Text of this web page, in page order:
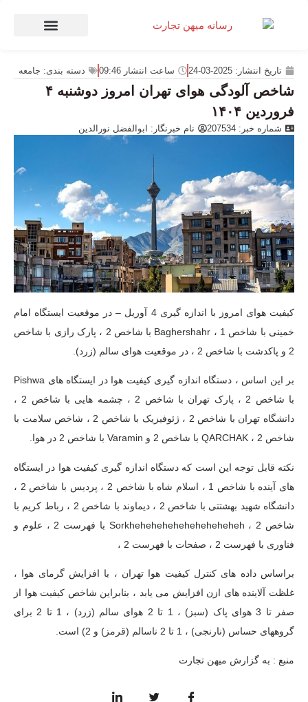
تاریخ انتشار: 2025-03-24 ساعت انتشار 09:46 دسته بندی: جامعه
شاخص آلودگی هوای تهران امروز دوشنبه ۴
فروردین ۱۴۰۴
شماره خبر: 207534 نام خبرنگار: ابوالفضل نورالدین
کیفیت هوای امروز با اندازه گیری 4 آوریل – در موقعیت ایستگاه امام
خمینی با شاخص 1 ، Baghershahr با شاخص 2 ، پارک رازی با شاخص
2 و پاکدشت با شاخص 2 ، در موقعیت هوای سالم (زرد).
بر این اساس ، دستگاه اندازه گیری کیفیت هوا در ایستگاه های Pishwa
با شاخص 2 ، پارک تهران با شاخص 2 ، چشمه هایی با شاخص 2 ،
دانشگاه تهران با شاخص 2 ، ژئوفیزیک با شاخص 2 ، شاخص سلامت با
شاخص 2 ، QARCHAK با شاخص 2 و Varamin با شاخص 2 در هوا.
نکته قابل توجه این است که دستگاه اندازه گیری کیفیت هوا در ایستگاه
های آینده با شاخص 1 ، اسلام شاه با شاخص 2 ، پردیس با شاخص 2 ،
دانشگاه شهید بهشتتی با شاخص 2 ، دیماوند با شاخص 2 ، رباط کریم با
شاخص 2 ، Sorkheheheheheheheheheheh با فهرست 2 ، علوم و
فناوری با فهرست 2 ، صفحات با فهرست 2 ،
براساس داده های کنترل کیفیت هوا تهران ، با افزایش گرمای هوا ،
غلظت آلاینده های ازن افزایش می یابد ، بنابراین شاخص کیفیت هوا از
صفر تا 3 هوای پاک (سبز) ، 1 تا 2 هوای سالم (زرد) ، 1 تا 2 برای
گروههای حساس (نارنجی) ، 1 تا 2 ناسالم (قرمز) و 2) است.
منبع : به گزارش میهن تجارت